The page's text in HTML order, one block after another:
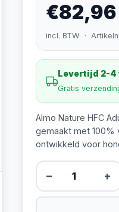
€82,96
incl. BTW ·
Levertijd 2-4
Gratis
Almo Nature HFC
gemaakt met 100%
ontwikkeld voor
− +